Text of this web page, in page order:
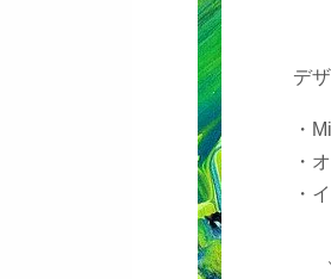
デ
・
・
・